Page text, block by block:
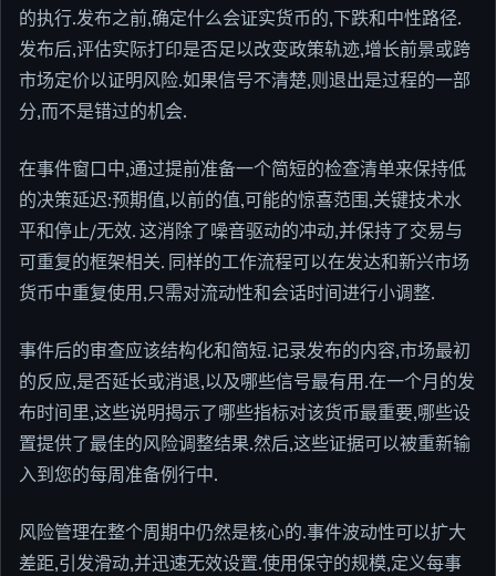
的执行.发布之前,确定什么会证实货币的,下跌和中性路径.
发布后,评估实际打印是否足以改变政策轨迹,增长前景或跨
市场定价以证明风险.如果信号不清楚,则退出是过程的一部
分,而不是错过的机会.
在事件窗口中,通过提前准备一个简短的检查清单来保持低
的决策延迟:预期值,以前的值,可能的惊喜范围,关键技术水
平和停止/无效. 这消除了噪音驱动的冲动,并保持了交易与
可重复的框架相关. 同样的工作流程可以在发达和新兴市场
货币中重复使用,只需对流动性和会话时间进行小调整.
事件后的审查应该结构化和简短.记录发布的内容,市场最初
的反应,是否延长或消退,以及哪些信号最有用.在一个月的发
布时间里,这些说明揭示了哪些指标对该货币最重要,哪些设
置提供了最佳的风险调整结果.然后,这些证据可以被重新输
入到您的每周准备例行中.
风险管理在整个周期中仍然是核心的.事件波动性可以扩大
差距,引发滑动,并迅速无效设置.使用保守的规模,定义每事